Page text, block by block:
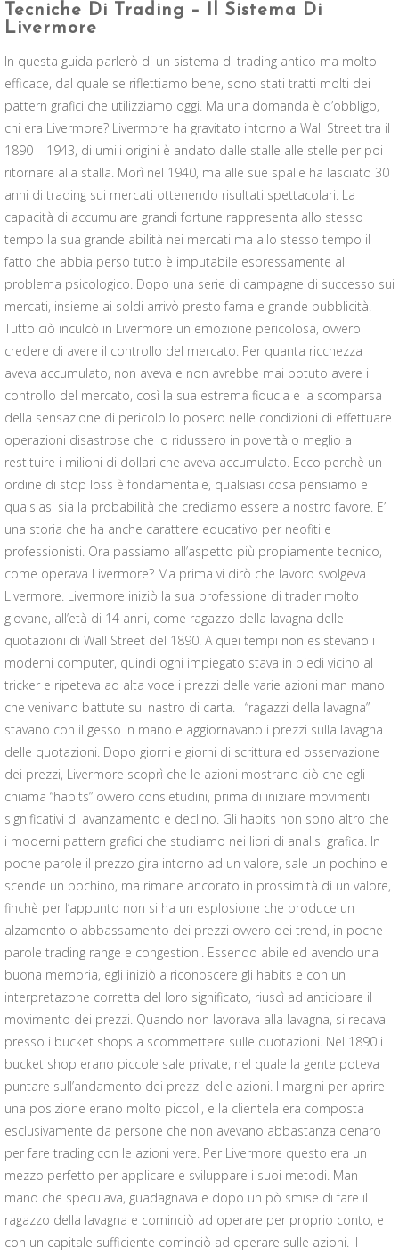
Tecniche Di Trading – Il Sistema Di
Livermore
In questa guida parlerò di un sistema di trading antico ma molto
efficace, dal quale se riflettiamo bene, sono stati tratti molti dei
pattern grafici che utilizziamo oggi. Ma una domanda è d’obbligo,
chi era Livermore? Livermore ha gravitato intorno a Wall Street tra il
1890 – 1943, di umili origini è andato dalle stalle alle stelle per poi
ritornare alla stalla. Morì nel 1940, ma alle sue spalle ha lasciato 30
anni di trading sui mercati ottenendo risultati spettacolari. La
capacità di accumulare grandi fortune rappresenta allo stesso
tempo la sua grande abilità nei mercati ma allo stesso tempo il
fatto che abbia perso tutto è imputabile espressamente al
problema psicologico. Dopo una serie di campagne di successo sui
mercati, insieme ai soldi arrivò presto fama e grande pubblicità.
Tutto ciò inculcò in Livermore un emozione pericolosa, ovvero
credere di avere il controllo del mercato. Per quanta ricchezza
aveva accumulato, non aveva e non avrebbe mai potuto avere il
controllo del mercato, così la sua estrema fiducia e la scomparsa
della sensazione di pericolo lo posero nelle condizioni di effettuare
operazioni disastrose che lo ridussero in povertà o meglio a
restituire i milioni di dollari che aveva accumulato. Ecco perchè un
ordine di stop loss è fondamentale, qualsiasi cosa pensiamo e
qualsiasi sia la probabilità che crediamo essere a nostro favore. E’
una storia che ha anche carattere educativo per neofiti e
professionisti. Ora passiamo all’aspetto più propiamente tecnico,
come operava Livermore? Ma prima vi dirò che lavoro svolgeva
Livermore. Livermore iniziò la sua professione di trader molto
giovane, all’età di 14 anni, come ragazzo della lavagna delle
quotazioni di Wall Street del 1890. A quei tempi non esistevano i
moderni computer, quindi ogni impiegato stava in piedi vicino al
tricker e ripeteva ad alta voce i prezzi delle varie azioni man mano
che venivano battute sul nastro di carta. I “ragazzi della lavagna”
stavano con il gesso in mano e aggiornavano i prezzi sulla lavagna
delle quotazioni. Dopo giorni e giorni di scrittura ed osservazione
dei prezzi, Livermore scoprì che le azioni mostrano ciò che egli
chiama “habits” ovvero consietudini, prima di iniziare movimenti
significativi di avanzamento e declino. Gli habits non sono altro che
i moderni pattern grafici che studiamo nei libri di analisi grafica. In
poche parole il prezzo gira intorno ad un valore, sale un pochino e
scende un pochino, ma rimane ancorato in prossimità di un valore,
finchè per l’appunto non si ha un esplosione che produce un
alzamento o abbassamento dei prezzi ovvero dei trend, in poche
parole trading range e congestioni. Essendo abile ed avendo una
buona memoria, egli iniziò a riconoscere gli habits e con un
interpretazone corretta del loro significato, riuscì ad anticipare il
movimento dei prezzi. Quando non lavorava alla lavagna, si recava
presso i bucket shops a scommettere sulle quotazioni. Nel 1890 i
bucket shop erano piccole sale private, nel quale la gente poteva
puntare sull’andamento dei prezzi delle azioni. I margini per aprire
una posizione erano molto piccoli, e la clientela era composta
esclusivamente da persone che non avevano abbastanza denaro
per fare trading con le azioni vere. Per Livermore questo era un
mezzo perfetto per applicare e sviluppare i suoi metodi. Man
mano che speculava, guadagnava e dopo un pò smise di fare il
ragazzo della lavagna e cominciò ad operare per proprio conto, e
con un capitale sufficiente cominciò ad operare sulle azioni. Il